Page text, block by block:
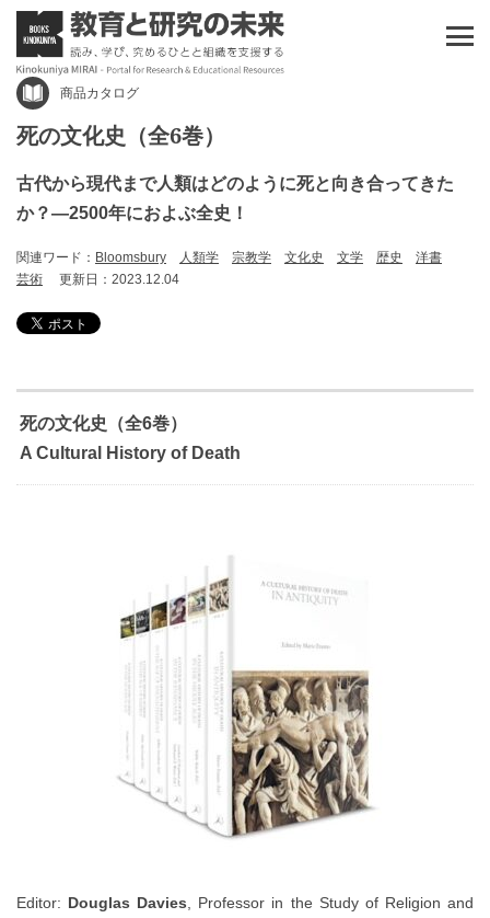
商品カタログ
死の文化史（全6巻）
古代から現代まで人類はどのように死と向き合ってきた
か？―2500年におよぶ全史！
関連ワード： Bloomsbury 人類学 宗教学 文化史 文学 歴史
洋書
芸術
更新日：2023.12.04
死の文化史（全6巻）
A Cultural History of Death
Editor: Douglas Davies , Professor in the Study of Religion and